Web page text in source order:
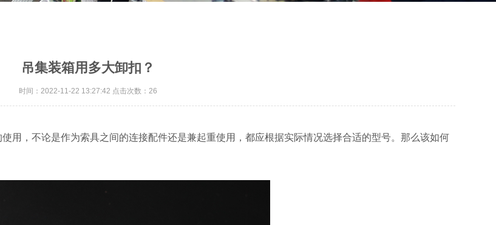
吊集装箱用多大卸扣？
时间：2022-11-22 13:27:42 点击次数：26
用，不论是作为索具之间的连接配件还是兼起重使用，都应根据实际情况选择合适的型号。那么该如何